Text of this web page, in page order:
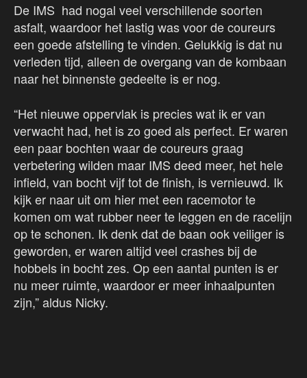
De IMS had nogal veel verschillende soorten
asfalt, waardoor het lastig was voor de coureurs
een goede afstelling te vinden. Gelukkig is dat nu
verleden tijd, alleen de overgang van de kombaan
naar het binnenste gedeelte is er nog.
“Het nieuwe oppervlak is precies wat ik er van
verwacht had, het is zo goed als perfect. Er waren
een paar bochten waar de coureurs graag
verbetering wilden maar IMS deed meer, het hele
infield, van bocht vijf tot de finish, is vernieuwd. Ik
kijk er naar uit om hier met een racemotor te
komen om wat rubber neer te leggen en de racelijn
op te schonen. Ik denk dat de baan ook veiliger is
geworden, er waren altijd veel crashes bij de
hobbels in bocht zes. Op een aantal punten is er
nu meer ruimte, waardoor er meer inhaalpunten
zijn,” aldus Nicky.